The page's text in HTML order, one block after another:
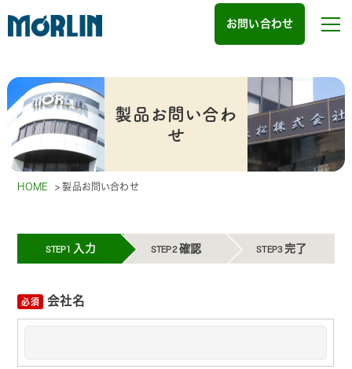
お問い合わせ
製品お問い合わ
せ
HOME > 製品お問い合わせ
STEP1 入力 STEP2 確認 STEP3 完了
会社名